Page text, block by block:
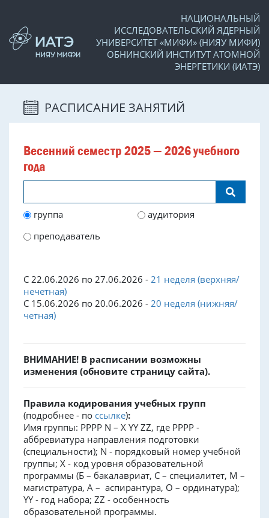
НАЦИОНАЛЬНЫЙ
ИССЛЕДОВАТЕЛЬСКИЙ ЯДЕРНЫЙ
УНИВЕРСИТЕТ «МИФИ» (НИЯУ МИФИ)
ОБНИНСКИЙ ИНСТИТУТ АТОМНОЙ
ЭНЕРГЕТИКИ (ИАТЭ)
РАСПИСАНИЕ ЗАНЯТИЙ
Весенний семестр 2025 — 2026 учебного
года
группа
аудитория
преподаватель
С 22.06.2026 по 27.06.2026 - 21 неделя (верхняя/
нечетная)
С 15.06.2026 по 20.06.2026 - 20 неделя (нижняя/
четная)
ВНИМАНИЕ! В расписании возможны
изменения (обновите страницу сайта).
Правила кодирования учебных групп
(подробнее - по ссылке):
Имя группы: PPPP N – X YY ZZ, где PPPP -
аббревиатура направления подготовки
(специальности); N - порядковый номер учебной
группы; X - код уровня образовательной
программы (Б – бакалавриат, С – специалитет, М –
магистратура, А – аспирантура, О – ординатура);
YY - год набора; ZZ - особенность
образовательной программы.